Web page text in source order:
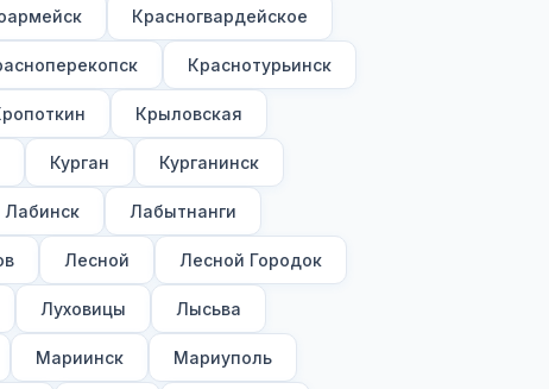
Красногвардейское
Краснотурьинск
Крыловская
Курган Курганинск
Лабинск Лабытнанги
Лесной Лесной Городок
Луховицы Лысьва
Мариинск Мариуполь